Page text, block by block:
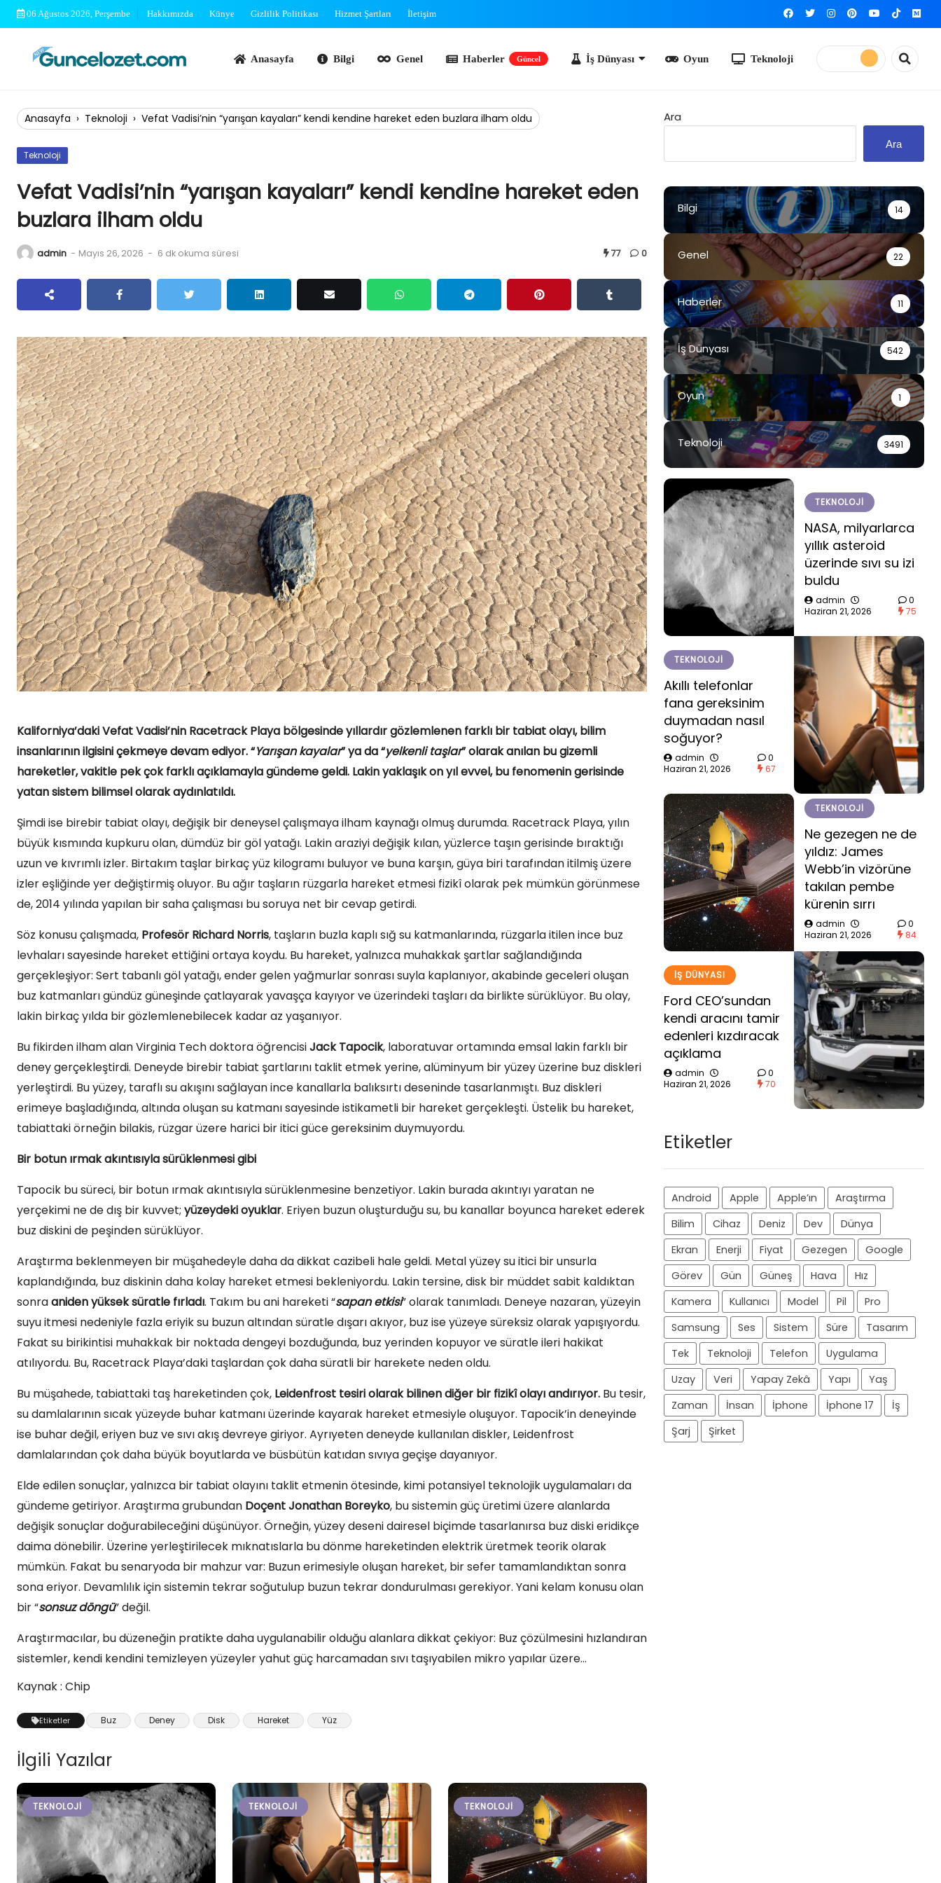
Skip
06 Ağustos 2026, Perşembe Hakkımızda Künye Gizlilik Politikası Hizmet Şartları İletişim
Anasayfa Bilgi Genel Haberler İş Dünyası Teknoloji
Anasayfa › Teknoloji › Vefat Vadisi’nin “yarışan kayaları” kendi kendine hareket eden buzlara ilham oldu
Teknoloji
Vefat Vadisi’nin “yarışan kayaları” kendi kendine hareket eden
buzlara ilham oldu
admin - Mayıs 26, 2026 - 6 dk okuma süresi 77 0
Kaliforniya’daki Vefat Vadisi’nin Racetrack Playa bölgesinde yıllardır gözlemlenen farklı bir tabiat olayı, bilim
insanlarının ilgisini çekmeye devam ediyor. “Yarışan kayalar” ya da “yelkenli taşlar” olarak anılan bu gizemli
hareketler, vakitle pek çok farklı açıklamayla gündeme geldi. Lakin yaklaşık on yıl evvel, bu fenomenin gerisinde
yatan sistem bilimsel olarak aydınlatıldı.
Şimdi ise birebir tabiat olayı, değişik bir deneysel çalışmaya ilham kaynağı olmuş durumda. Racetrack Playa, yılın
büyük kısmında kupkuru olan, dümdüz bir göl yatağı. Lakin araziyi değişik kılan, yüzlerce taşın gerisinde bıraktığı
uzun ve kıvrımlı izler. Birtakım taşlar birkaç yüz kilogramı buluyor ve buna karşın, güya biri tarafından itilmiş üzere
izler eşliğinde yer değiştirmiş oluyor. Bu ağır taşların rüzgarla hareket etmesi fizikî olarak pek mümkün görünmese
de, 2014 yılında yapılan bir saha çalışması bu soruya net bir cevap getirdi.
Söz konusu çalışmada, Profesör Richard Norris, taşların buzla kaplı sığ su katmanlarında, rüzgarla itilen ince buz
levhaları sayesinde hareket ettiğini ortaya koydu. Bu hareket, yalnızca muhakkak şartlar sağlandığında
gerçekleşiyor: Sert tabanlı göl yatağı, ender gelen yağmurlar sonrası suyla kaplanıyor, akabinde geceleri oluşan
buz katmanları gündüz güneşinde çatlayarak yavaşça kayıyor ve üzerindeki taşları da birlikte sürüklüyor. Bu olay,
lakin birkaç yılda bir gözlemlenebilecek kadar az yaşanıyor.
Bu fikirden ilham alan Virginia Tech doktora öğrencisiJack Tapocik, laboratuvar ortamında emsal lakin farklı bir
deney gerçekleştirdi. Deneyde birebir tabiat şartlarını taklit etmek yerine, alüminyum bir yüzey üzerine buz diskleri
yerleştirdi. Bu yüzey, taraflı su akışını sağlayan ince kanallarla balıksırtı deseninde tasarlanmıştı. Buz diskleri
erimeye başladığında, altında oluşan su katmanı sayesinde istikametli bir hareket gerçekleşti. Üstelik bu hareket,
tabiattaki örneğin bilakis, rüzgar üzere harici bir itici güce gereksinim duymuyordu.
Bir botun ırmak akıntısıyla sürüklenmesi gibi
Tapocik bu süreci, bir botun ırmak akıntısıyla sürüklenmesine benzetiyor. Lakin burada akıntıyı yaratan ne
yerçekimi ne de dış bir kuvvet; yüzeydeki oyuklar. Eriyen buzun oluşturduğu su, bu kanallar boyunca hareket ederek
buz diskini de peşinden sürüklüyor.
Araştırma beklenmeyen bir müşahedeyle daha da dikkat cazibeli hale geldi. Metal yüzey su itici bir unsurla
kaplandığında, buz diskinin daha kolay hareket etmesi bekleniyordu. Lakin tersine, disk bir müddet sabit kaldıktan
sonraaniden yüksek süratle fırladı. Takım bu ani hareketi “sapan etkisi” olarak tanımladı. Deneye nazaran, yüzeyin
suyu itmesi nedeniyle fazla eriyik su buzun altından süratle dışarı akıyor, buz ise yüzeye süreksiz olarak yapışıyordu.
Fakat su birikintisi muhakkak bir noktada dengeyi bozduğunda, buz yerinden kopuyor ve süratle ileri hakikat
atılıyordu. Bu, Racetrack Playa’daki taşlardan çok daha süratli bir harekete neden oldu.
Bu müşahede, tabiattaki taş hareketinden çok, Leidenfrost tesiri olarak bilinen diğer bir fizikî olayı andırıyor. Bu tesir,
su damlalarının sıcak yüzeyde buhar katmanı üzerinde kayarak hareket etmesiyle oluşuyor. Tapocik’in deneyinde
ise buhar değil, eriyen buz ve sıvı akış devreye giriyor. Ayrıyeten deneyde kullanılan diskler, Leidenfrost
damlalarından çok daha büyük boyutlarda ve büsbütün katıdan sıvıya geçişe dayanıyor.
Elde edilen sonuçlar, yalnızca bir tabiat olayını taklit etmenin ötesinde, kimi potansiyel teknolojik uygulamaları da
gündeme getiriyor. Araştırma grubundan Doçent Jonathan Boreyko, bu sistemin güç üretimi üzere alanlarda
değişik sonuçlar doğurabileceğini düşünüyor. Örneğin, yüzey deseni dairesel biçimde tasarlanırsa buz diski eridikçe
daima dönebilir. Üzerine yerleştirilecek mıknatıslarla bu dönme hareketinden elektrik üretmek teorik olarak
mümkün. Fakat bu senaryoda bir mahzur var: Buzun erimesiyle oluşan hareket, bir sefer tamamlandıktan sonra
sona eriyor. Devamlılık için sistemin tekrar soğutulup buzun tekrar dondurulması gerekiyor. Yani kelam konusu olan
bir “sonsuz döngü” değil.
Araştırmacılar, bu düzeneğin pratikte daha uygulanabilir olduğu alanlara dikkat çekiyor: Buz çözülmesini hızlandıran
sistemler, kendi kendini temizleyen yüzeyler yahut güç harcamadan sıvı taşıyabilen mikro yapılar üzere…
Kaynak : Chip
Etiketler Buz Deney Disk Hareket Yüz
İlgili Yazılar
TEKNOLOJI TEKNOLOJI TEKNOLOJI
Ara
Ara
Bilgi 14
Genel 22
Haberler 11
İş Dünyası 542
Oyun 1
Teknoloji 3491
TEKNOLOJI
NASA, milyarlarca
yıllık asteroid
üzerinde sıvı su izi
buldu
admin
Haziran 21, 2026
0
75
TEKNOLOJI
Akıllı telefonlar
fana gereksinim
duymadan nasıl
soğuyor?
admin
Haziran 21, 2026
0
67
TEKNOLOJI
Ne gezegen ne de
yıldız: James
Webb’in vizörüne
takılan pembe
kürenin sırrı
admin
Haziran 21, 2026
0
84
İŞ DÜNYASI
Ford CEO’sundan
kendi aracını tamir
edenleri kızdıracak
açıklama
admin
Haziran 21, 2026
0
70
Etiketler
Android Apple Apple’ın
Araştırma
Bilim
Cihaz Deniz Dev
Dünya
Ekran
Enerji Fiyat Gezegen
Google
Görev
Gün Güneş Hava
Hız
Kamera
Kullanıcı Model Pil
Pro
Samsung
Ses Sistem Süre
Tasarım
Tek
Teknoloji Telefon
Uygulama
Uzay
Veri Yapay Zekâ Yapı
Yaş
Zaman
İnsan İphone İphone 17
İş
Şarj
Şirket